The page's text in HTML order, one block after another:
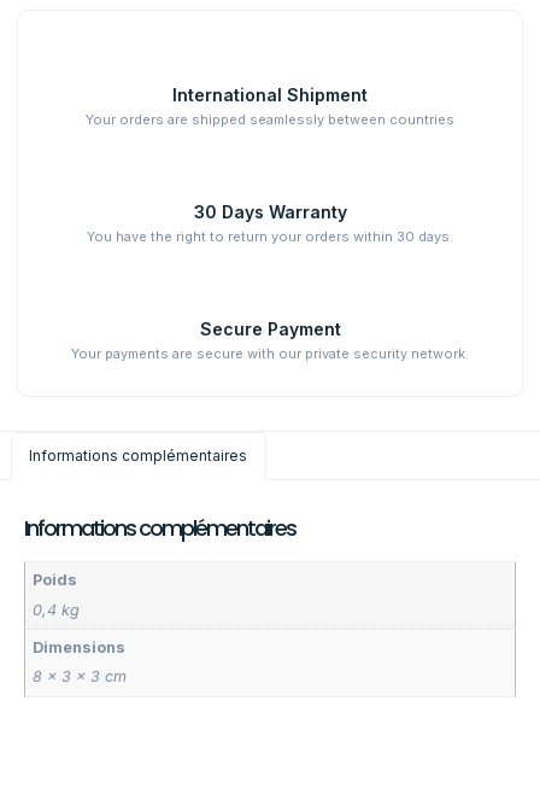
International Shipment
Your orders are shipped seamlessly between countries
30 Days Warranty
You have the right to return your orders within 30 days.
Secure Payment
Your payments are secure with our private security network.
Informations complémentaires
Informations complémentaires
Poids
0,4 kg
Dimensions
8 × 3 × 3 cm